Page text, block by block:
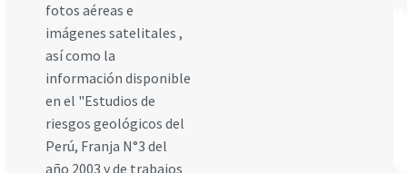
fotos aéreas e
imágenes satelitales ,
así como la
información disponible
en el "Estudios de
riesgos geológicos del
Perú, Franja N°3 del
año 2003 y de trabajos